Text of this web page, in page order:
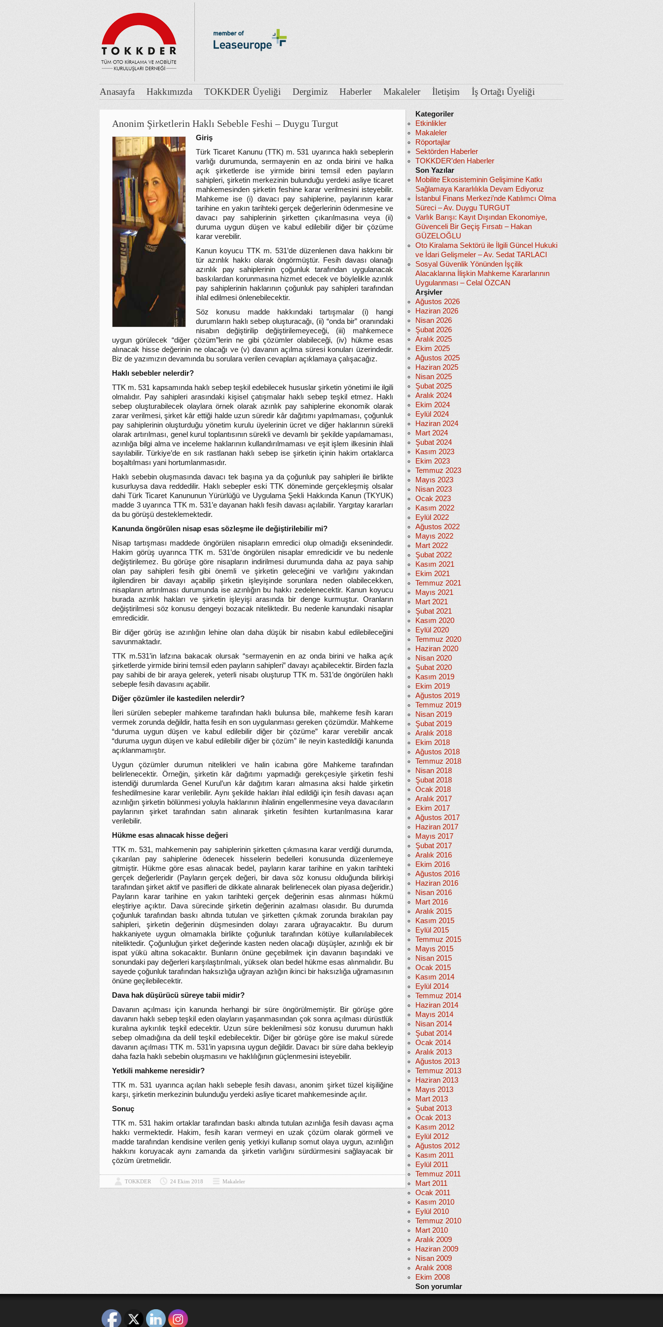
Anasayfa Hakkımızda TOKKDER Üyeliği Dergimiz Haberler Makaleler İletişim İş Ortağı Üyeliği
Anonim Şirketlerin Haklı Sebeble Feshi – Duygu Turgut
Giriş
Türk Ticaret Kanunu (TTK) m. 531 uyarınca haklı sebeplerin
varlığı durumunda, sermayenin en az onda birini ve halka
açık şirketlerde ise yirmide birini temsil eden payların
sahipleri, şirketin merkezinin bulunduğu yerdeki asliye ticaret
mahkemesinden şirketin feshine karar verilmesini isteyebilir.
Mahkeme ise (i) davacı pay sahiplerine, paylarının karar
tarihine en yakın tarihteki gerçek değerlerinin ödenmesine ve
davacı pay sahiplerinin şirketten çıkarılmasına veya (ii)
duruma uygun düşen ve kabul edilebilir diğer bir çözüme
karar verebilir.
Kanun koyucu TTK m. 531’de düzenlenen dava hakkını bir
tür azınlık hakkı olarak öngörmüştür. Fesih davası olanağı
azınlık pay sahiplerinin çoğunluk tarafından uygulanacak
baskılardan korunmasına hizmet edecek ve böylelikle azınlık
pay sahiplerinin haklarının çoğunluk pay sahipleri tarafından
ihlal edilmesi önlenebilecektir.
Söz konusu madde hakkındaki tartışmalar (i) hangi
durumların haklı sebep oluşturacağı, (ii) “onda bir” oranındaki
nisabın değiştirilip değiştirilemeyeceği, (iii) mahkemece
uygun görülecek “diğer çözüm”lerin ne gibi çözümler olabileceği, (iv) hükme esas
alınacak hisse değerinin ne olacağı ve (v) davanın açılma süresi konuları üzerindedir.
Biz de yazımızın devamında bu sorulara verilen cevapları açıklamaya çalışacağız.
Haklı sebebler nelerdir?
TTK m. 531 kapsamında haklı sebep teşkil edebilecek hususlar şirketin yönetimi ile ilgili
olmalıdır. Pay sahipleri arasındaki kişisel çatışmalar haklı sebep teşkil etmez. Haklı
sebep oluşturabilecek olaylara örnek olarak azınlık pay sahiplerine ekonomik olarak
zarar verilmesi, şirket kâr ettiği halde uzun süredir kâr dağıtımı yapılmaması, çoğunluk
pay sahiplerinin oluşturduğu yönetim kurulu üyelerinin ücret ve diğer haklarının sürekli
olarak artırılması, genel kurul toplantısının sürekli ve devamlı bir şekilde yapılamaması,
azınlığa bilgi alma ve inceleme haklarının kullandırılmaması ve eşit işlem ilkesinin ihlali
sayılabilir. Türkiye’de en sık rastlanan haklı sebep ise şirketin içinin hakim ortaklarca
boşaltılması yani hortumlanmasıdır.
Haklı sebebin oluşmasında davacı tek başına ya da çoğunluk pay sahipleri ile birlikte
kusurluysa dava reddedilir. Haklı sebepler eski TTK döneminde gerçekleşmiş olsalar
dahi Türk Ticaret Kanununun Yürürlüğü ve Uygulama Şekli Hakkında Kanun (TKYUK)
madde 3 uyarınca TTK m. 531’e dayanan haklı fesih davası açılabilir. Yargıtay kararları
da bu görüşü desteklemektedir.
Kanunda öngörülen nisap esas sözleşme ile değiştirilebilir mi?
Nisap tartışması maddede öngörülen nisapların emredici olup olmadığı eksenindedir.
Hakim görüş uyarınca TTK m. 531’de öngörülen nisaplar emredicidir ve bu nedenle
değiştirilemez. Bu görüşe göre nisapların indirilmesi durumunda daha az paya sahip
olan pay sahipleri fesih gibi önemli ve şirketin geleceğini ve varlığını yakından
ilgilendiren bir davayı açabilip şirketin işleyişinde sorunlara neden olabilecekken,
nisapların artırılması durumunda ise azınlığın bu hakkı zedelenecektir. Kanun koyucu
burada azınlık hakları ve şirketin işleyişi arasında bir denge kurmuştur. Oranların
değiştirilmesi söz konusu dengeyi bozacak niteliktedir. Bu nedenle kanundaki nisaplar
emredicidir.
Bir diğer görüş ise azınlığın lehine olan daha düşük bir nisabın kabul edilebileceğini
savunmaktadır.
TTK m.531’in lafzına bakacak olursak “sermayenin en az onda birini ve halka açık
şirketlerde yirmide birini temsil eden payların sahipleri” davayı açabilecektir. Birden fazla
pay sahibi de bir araya gelerek, yeterli nisabı oluşturup TTK m. 531’de öngörülen haklı
sebeple fesih davasını açabilir.
Diğer çözümler ile kastedilen nelerdir?
İleri sürülen sebepler mahkeme tarafından haklı bulunsa bile, mahkeme fesih kararı
vermek zorunda değildir, hatta fesih en son uygulanması gereken çözümdür. Mahkeme
“duruma uygun düşen ve kabul edilebilir diğer bir çözüme” karar verebilir ancak
“duruma uygun düşen ve kabul edilebilir diğer bir çözüm” ile neyin kastedildiği kanunda
açıklanmamıştır.
Uygun çözümler durumun nitelikleri ve halin icabına göre Mahkeme tarafından
belirlenecektir. Örneğin, şirketin kâr dağıtımı yapmadığı gerekçesiyle şirketin feshi
istendiği durumlarda Genel Kurul’un kâr dağıtım kararı almasına aksi halde şirketin
feshedilmesine karar verilebilir. Aynı şekilde hakları ihlal edildiği için fesih davası açan
azınlığın şirketin bölünmesi yoluyla haklarının ihlalinin engellenmesine veya davacıların
paylarının şirket tarafından satın alınarak şirketin fesihten kurtarılmasına karar
verilebilir.
Hükme esas alınacak hisse değeri
TTK m. 531, mahkemenin pay sahiplerinin şirketten çıkmasına karar verdiği durumda,
çıkarılan pay sahiplerine ödenecek hisselerin bedelleri konusunda düzenlemeye
gitmiştir. Hükme göre esas alınacak bedel, payların karar tarihine en yakın tarihteki
gerçek değerleridir (Payların gerçek değeri, bir dava söz konusu olduğunda bilirkişi
tarafından şirket aktif ve pasifleri de dikkate alınarak belirlenecek olan piyasa değeridir.)
Payların karar tarihine en yakın tarihteki gerçek değerinin esas alınması hükmü
eleştiriye açıktır. Dava sürecinde şirketin değerinin azalması olasıdır. Bu durumda
çoğunluk tarafından baskı altında tutulan ve şirketten çıkmak zorunda bırakılan pay
sahipleri, şirketin değerinin düşmesinden dolayı zarara uğrayacaktır. Bu durum
hakkaniyete uygun olmamakla birlikte çoğunluk tarafından kötüye kullanılabilecek
niteliktedir. Çoğunluğun şirket değerinde kasten neden olacağı düşüşler, azınlığı ek bir
ispat yükü altına sokacaktır. Bunların önüne geçebilmek için davanın başındaki ve
sonundaki pay değerleri karşılaştırılmalı, yüksek olan bedel hükme esas alınmalıdır. Bu
sayede çoğunluk tarafından haksızlığa uğrayan azlığın ikinci bir haksızlığa uğramasının
önüne geçilebilecektir.
Dava hak düşürücü süreye tabii midir?
Davanın açılması için kanunda herhangi bir süre öngörülmemiştir. Bir görüşe göre
davanın haklı sebep teşkil eden olayların yaşanmasından çok sonra açılması dürüstlük
kuralına aykırılık teşkil edecektir. Uzun süre beklenilmesi söz konusu durumun haklı
sebep olmadığına da delil teşkil edebilecektir. Diğer bir görüşe göre ise makul sürede
davanın açılması TTK m. 531’in yapısına uygun değildir. Davacı bir süre daha bekleyip
daha fazla haklı sebebin oluşmasını ve haklılığının güçlenmesini isteyebilir.
Yetkili mahkeme neresidir?
TTK m. 531 uyarınca açılan haklı sebeple fesih davası, anonim şirket tüzel kişiliğine
karşı, şirketin merkezinin bulunduğu yerdeki asliye ticaret mahkemesinde açılır.
Sonuç
TTK m. 531 hakim ortaklar tarafından baskı altında tutulan azınlığa fesih davası açma
hakkı vermektedir. Hakim, fesih kararı vermeyi en uzak çözüm olarak görmeli ve
madde tarafından kendisine verilen geniş yetkiyi kullanıp somut olaya uygun, azınlığın
hakkını koruyacak aynı zamanda da şirketin varlığını sürdürmesini sağlayacak bir
çözüm üretmelidir.
TOKKDER 24 Ekim 2018 Makaleler
Kategoriler
Etkinlikler
Makaleler
Röportajlar
Sektörden Haberler
TOKKDER'den Haberler
Son Yazılar
Mobilite Ekosisteminin Gelişimine Katkı
Sağlamaya Kararlılıkla Devam Ediyoruz
İstanbul Finans Merkezi’nde Katılımcı Olma
Süreci – Av. Duygu TURGUT
Varlık Barışı: Kayıt Dışından Ekonomiye,
Güvenceli Bir Geçiş Fırsatı – Hakan
GÜZELOĞLU
Oto Kiralama Sektörü ile İlgili Güncel Hukuki
ve İdari Gelişmeler – Av. Sedat TARLACI
Sosyal Güvenlik Yönünden İşçilik
Alacaklarına İlişkin Mahkeme Kararlarının
Uygulanması – Celal ÖZCAN
Arşivler
Ağustos 2026
Haziran 2026
Nisan 2026
Şubat 2026
Aralık 2025
Ekim 2025
Ağustos 2025
Haziran 2025
Nisan 2025
Şubat 2025
Aralık 2024
Ekim 2024
Eylül 2024
Haziran 2024
Mart 2024
Şubat 2024
Kasım 2023
Ekim 2023
Temmuz 2023
Mayıs 2023
Nisan 2023
Ocak 2023
Kasım 2022
Eylül 2022
Ağustos 2022
Mayıs 2022
Mart 2022
Şubat 2022
Kasım 2021
Ekim 2021
Temmuz 2021
Mayıs 2021
Mart 2021
Şubat 2021
Kasım 2020
Eylül 2020
Temmuz 2020
Haziran 2020
Nisan 2020
Şubat 2020
Kasım 2019
Ekim 2019
Ağustos 2019
Temmuz 2019
Nisan 2019
Şubat 2019
Aralık 2018
Ekim 2018
Ağustos 2018
Temmuz 2018
Nisan 2018
Şubat 2018
Ocak 2018
Aralık 2017
Ekim 2017
Ağustos 2017
Haziran 2017
Mayıs 2017
Şubat 2017
Aralık 2016
Ekim 2016
Ağustos 2016
Haziran 2016
Nisan 2016
Mart 2016
Aralık 2015
Kasım 2015
Eylül 2015
Temmuz 2015
Mayıs 2015
Nisan 2015
Ocak 2015
Kasım 2014
Eylül 2014
Temmuz 2014
Haziran 2014
Mayıs 2014
Nisan 2014
Şubat 2014
Ocak 2014
Aralık 2013
Ağustos 2013
Temmuz 2013
Haziran 2013
Mayıs 2013
Mart 2013
Şubat 2013
Ocak 2013
Kasım 2012
Eylül 2012
Ağustos 2012
Kasım 2011
Eylül 2011
Temmuz 2011
Mart 2011
Ocak 2011
Kasım 2010
Eylül 2010
Temmuz 2010
Mart 2010
Aralık 2009
Haziran 2009
Nisan 2009
Aralık 2008
Ekim 2008
Son yorumlar